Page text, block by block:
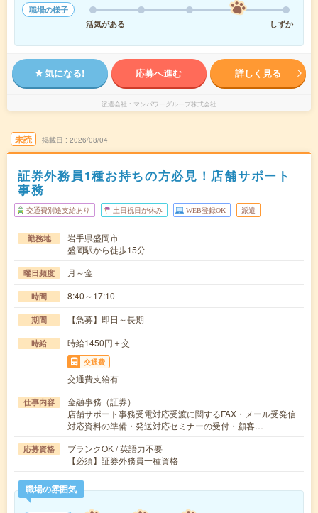
職場の様子
活気がある
しずか
気になる! 応募へ進む 詳しく見る
派遣会社 マンパワーグループ株式会社
未読 掲載日 2026/08/04
証券外務員1種お持ちの方必見！店舗サポート
事務
交通費別途支給あり 土日祝日が休み WEB登録OK 派遣
勤務地
岩手県盛岡市
盛岡駅から徒歩15分
曜日頻度 月～金
時間 8:40～17:10
期間 【急募】即日～長期
時給 時給1450円＋交
交通費
交通費支給有
仕事内容
金融事務（証券）
店舗サポート事務受電対応受渡に関するFAX・メール受発信
対応資料の準備・発送対応セミナーの受付・顧客…
応募資格
ブランクOK / 英語力不要
【必須】証券外務員一種資格
職場の雰囲気